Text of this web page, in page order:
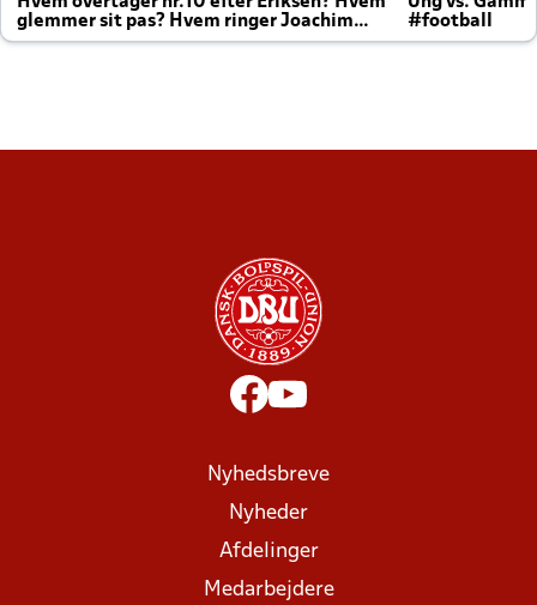
glemmer sit pas? Hvem ringer Joachim
altid til efter kampe?
#football
Nyhedsbreve
Nyheder
Afdelinger
Medarbejdere